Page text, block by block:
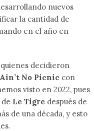
nuevos
la cantidad de
en el año en
quienes decidieron
No Picnic con
visto en 2022, pues
Le Tigre después de
de una década, y esto